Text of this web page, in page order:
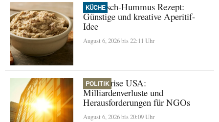
KÜCHE
Thunfisch-Hummus Rezept:
Günstige und kreative Aperitif-
Idee
August 6, 2026 bis 22:11 Uhr
POLITIK
Klimakrise USA:
Milliardenverluste und
Herausforderungen für NGOs
August 6, 2026 bis 20:09 Uhr